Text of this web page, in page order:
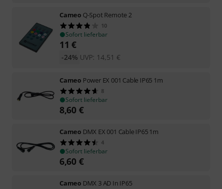
Cameo Q-Spot Remote 2
10
Sofort lieferbar
11 €
UVP: 14,51 €
-24%
Cameo Power EX 001 Cable IP65 1m
8
Sofort lieferbar
8,60 €
Cameo DMX EX 001 Cable IP65 1m
4
Sofort lieferbar
6,60 €
Cameo DMX 3 AD In IP65